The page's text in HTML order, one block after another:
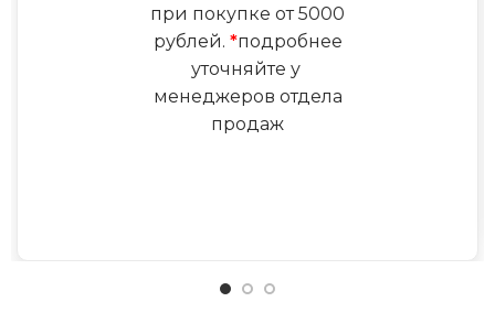
при покупке от 5000
рублей. *подробнее
уточняйте у
менеджеров отдела
продаж